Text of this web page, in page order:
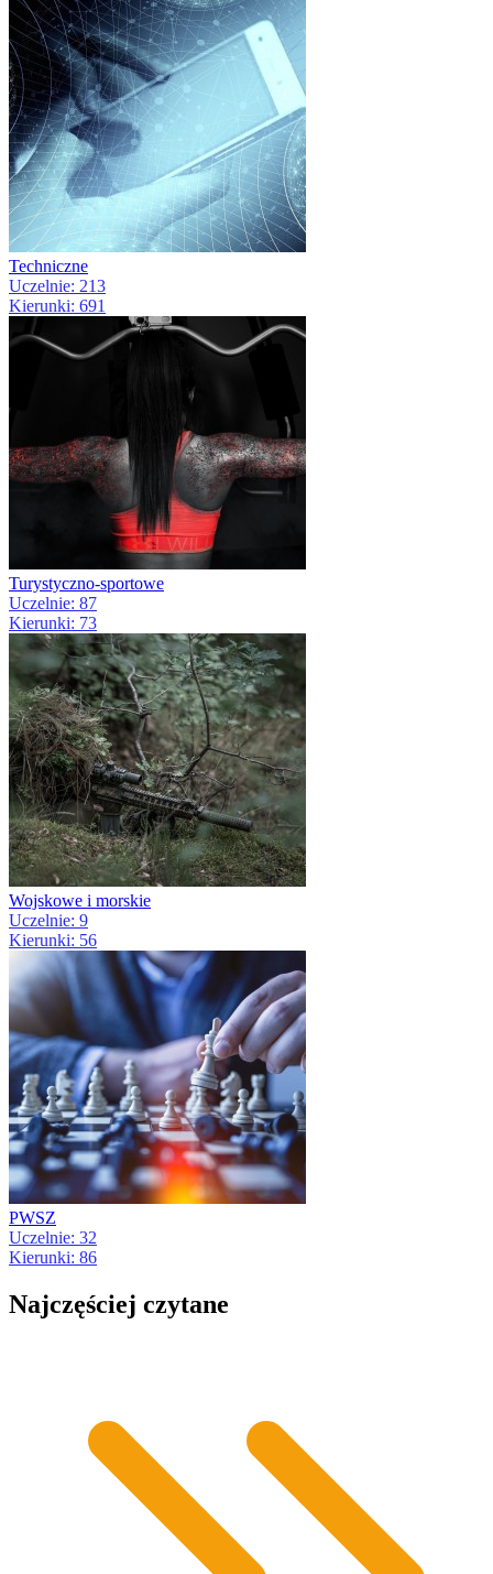
Techniczne
Uczelnie: 213
Kierunki: 691
Turystyczno-sportowe
Uczelnie: 87
Kierunki: 73
Wojskowe i morskie
Uczelnie: 9
Kierunki: 56
PWSZ
Uczelnie: 32
Kierunki: 86
Najczęściej czytane